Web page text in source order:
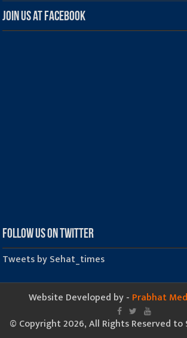
Join us at Facebook
Follow us on Twitter
Tweets by Sehat_times
Website Developed by - Prabhat
© Copyright 2026, All Rights Reserved to